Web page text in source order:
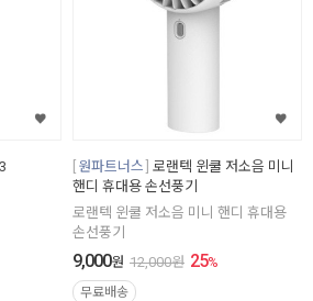
원파트너스 로랜텍 윈쿨 저소음 미니
핸디 휴대용 손선풍기
로랜텍 윈쿨 저소음 미니 핸디 휴대용
손선풍기
9,000원 12,000원 25%
무료배송